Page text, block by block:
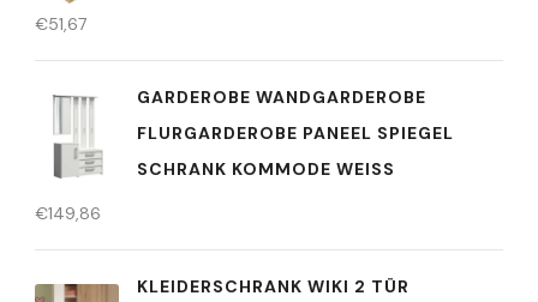
€51,67
GARDEROBE WANDGARDEROBE
FLURGARDEROBE PANEEL SPIEGEL
SCHRANK KOMMODE WEISS
€149,86
KLEIDERSCHRANK WIKI 2 TÜR